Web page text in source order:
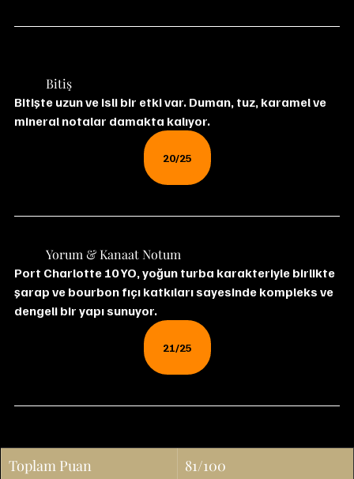
	Bitiş
Bitişte uzun ve isli bir etki var. Duman, tuz, karamel ve
mineral notalar damakta kalıyor.
20/25
	Yorum & Kanaat Notum
Port Charlotte 10 YO, yoğun turba karakteriyle birlikte
şarap ve bourbon fıçı katkıları sayesinde kompleks ve
dengeli bir yapı sunuyor.
21/25
Toplam Puan 81/100